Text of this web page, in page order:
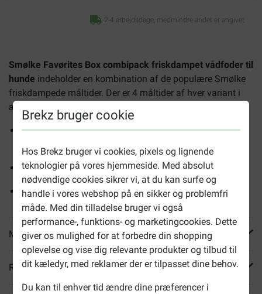
Brekz bruger cookie
Hos Brekz bruger vi cookies, pixels og lignende
teknologier på vores hjemmeside. Med absolut
nødvendige cookies sikrer vi, at du kan surfe og
handle i vores webshop på en sikker og problemfri
måde. Med din tilladelse bruger vi også
performance-, funktions- og marketingcookies. Dette
giver os mulighed for at forbedre din shopping
oplevelse og vise dig relevante produkter og tilbud til
dit kæledyr, med reklamer der er tilpasset dine behov.
Du kan til enhver tid ændre dine præferencer i
2-4 arbejdsdage, medmindre andet er angivet
Smølke Favørites Box combipack friskdampet vådfoder til
hunde indeholder en kombination af de populære Smølke
friskdampede måltider. Der er 4 måltider af hver variant i
æsken.
Mixboksen indeholder Smølke Friskdampet kylling, lam
Ingredienserne dampes i en smagfuld bouillon
Komplet foder med et højt indhold af animalsk protein
Mere info
Reviews